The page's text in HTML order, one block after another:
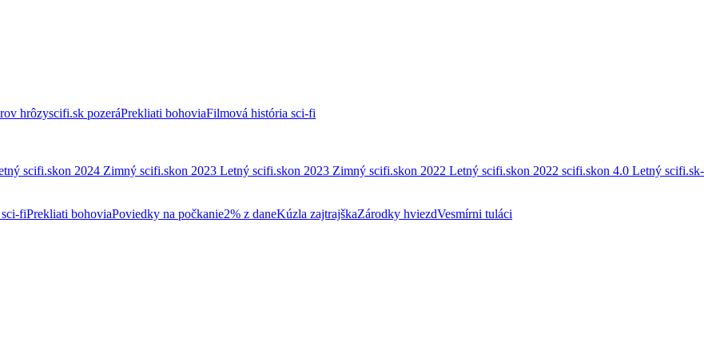
hrôzyscifi.sk pozeráPrekliati bohoviaFilmová história sci-fi
scifi.skon 2024 Zimný scifi.skon 2023 Letný scifi.skon 2023 Zimný scifi.skon 2022 Letný scifi.skon 2022 scifi.skon 4.0 Letný scifi.sk-
fiPrekliati bohoviaPoviedky na počkanie2% z daneKúzla zajtrajškaZárodky hviezdVesmírni tuláci